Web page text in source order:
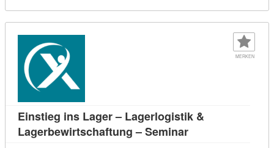
MERKEN
Einstieg ins Lager – Lagerlogistik &
Lagerbewirtschaftung – SeminarKursdetail: